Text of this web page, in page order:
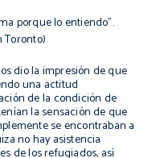
porque lo entiendo”.
Toronto)
dio la impresión de que
una actitud
de la condición de
la sensación de que
se encontraban a
no hay asistencia
de los refugiados, así